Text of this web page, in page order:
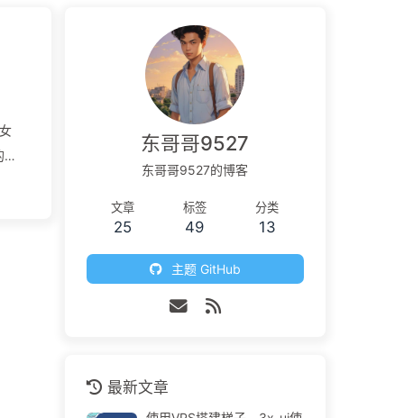
东哥哥9527
东哥哥9527的博客
文章
25
标签
49
分类
13
主题 GitHub
最新文章